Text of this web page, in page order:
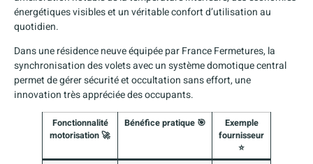
énergétiques visibles et un véritable confort d’utilisation au
quotidien.
Dans une résidence neuve équipée par France Fermetures, la
synchronisation des volets avec un système domotique central
permet de gérer sécurité et occultation sans effort, une
innovation très appréciée des occupants.
Fonctionnalité
motorisation 🚀
Bénéfice pratique 🎯
Exemple
fournisseur
⭐